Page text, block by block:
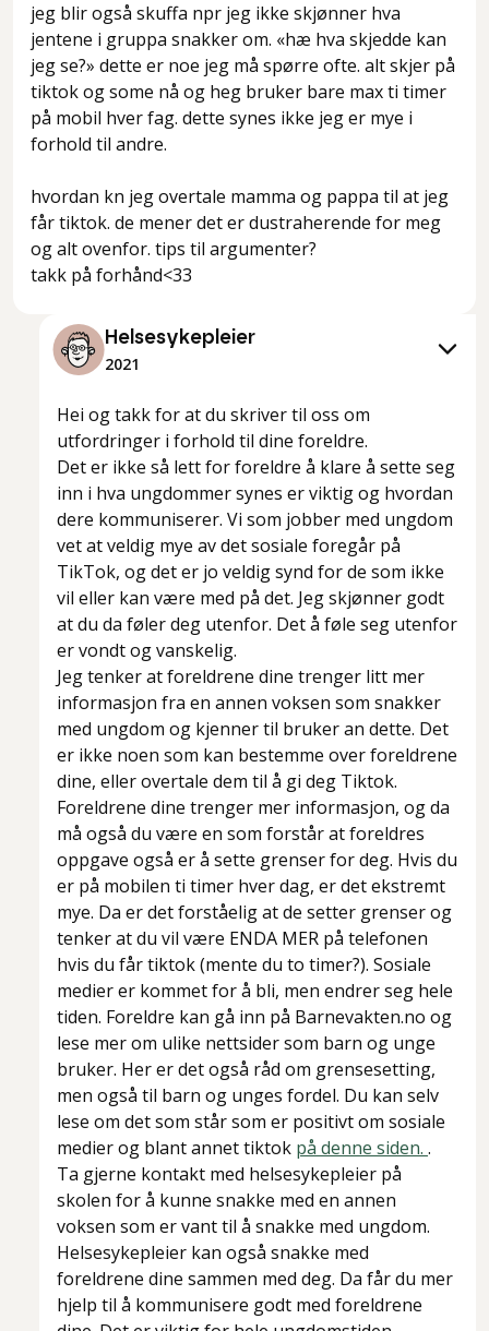
jeg blir også skuffa npr jeg ikke skjønner hva
jentene i gruppa snakker om. «hæ hva skjedde kan
jeg se?» dette er noe jeg må spørre ofte. alt skjer på
tiktok og some nå og heg bruker bare max ti timer
på mobil hver fag. dette synes ikke jeg er mye i
forhold til andre.
hvordan kn jeg overtale mamma og pappa til at jeg
får tiktok. de mener det er dustraherende for meg
og alt ovenfor. tips til argumenter?
takk på forhånd<33
Helsesykepleier
2021
Hei og takk for at du skriver til oss om
utfordringer i forhold til dine foreldre.
Det er ikke så lett for foreldre å klare å sette seg
inn i hva ungdommer synes er viktig og hvordan
dere kommuniserer. Vi som jobber med ungdom
vet at veldig mye av det sosiale foregår på
TikTok, og det er jo veldig synd for de som ikke
vil eller kan være med på det. Jeg skjønner godt
at du da føler deg utenfor. Det å føle seg utenfor
er vondt og vanskelig.
Jeg tenker at foreldrene dine trenger litt mer
informasjon fra en annen voksen som snakker
med ungdom og kjenner til bruker an dette. Det
er ikke noen som kan bestemme over foreldrene
dine, eller overtale dem til å gi deg Tiktok.
Foreldrene dine trenger mer informasjon, og da
må også du være en som forstår at foreldres
oppgave også er å sette grenser for deg. Hvis du
er på mobilen ti timer hver dag, er det ekstremt
mye. Da er det forståelig at de setter grenser og
tenker at du vil være ENDA MER på telefonen
hvis du får tiktok (mente du to timer?). Sosiale
medier er kommet for å bli, men endrer seg hele
tiden. Foreldre kan gå inn på Barnevakten.no og
lese mer om ulike nettsider som barn og unge
bruker. Her er det også råd om grensesetting,
men også til barn og unges fordel. Du kan selv
lese om det som står som er positivt om sosiale
medier og blant annet tiktok på denne siden. .
Ta gjerne kontakt med helsesykepleier på
skolen for å kunne snakke med en annen
voksen som er vant til å snakke med ungdom.
Helsesykepleier kan også snakke med
foreldrene dine sammen med deg. Da får du mer
hjelp til å kommunisere godt med foreldrene